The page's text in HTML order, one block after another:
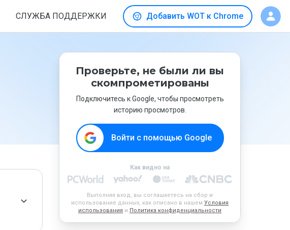
СЛУЖБА ПОДДЕРЖКИ Добавить WOT к Chrome
Проверьте, не были ли вы
скомпрометированы
Подключитесь к Google, чтобы просмотреть
историю просмотров.
Войти с помощью Google
Как видно на
Выполняя вход, вы соглашаетесь на сбор и
использование данных, как описано в нашем Условия
использования и Политика конфиденциальности